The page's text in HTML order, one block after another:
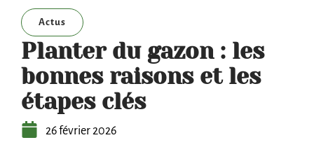
Actus
Planter du gazon : les
bonnes raisons et les
étapes clés
26 février 2026